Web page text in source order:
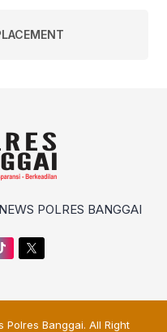
POLRES BANGGAI
Polres Banggai. All Right